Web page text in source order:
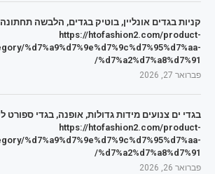
קניות בגדים אונליין, בוטיק בגדים, הלבשה
https://htofashion2.com/product-
%d7%a9%d7%9e%d7%9c%d7%95%d7%aa-
%d7%a2%d7%a8%d7%91/
פברואר 27, 2026
בגדי ים צנועים מידות גדולות, אופנה, בגדי ספורט
https://htofashion2.com/product-
%d7%a9%d7%9e%d7%9c%d7%95%d7%aa-
%d7%a2%d7%a8%d7%91/
פברואר 26, 2026